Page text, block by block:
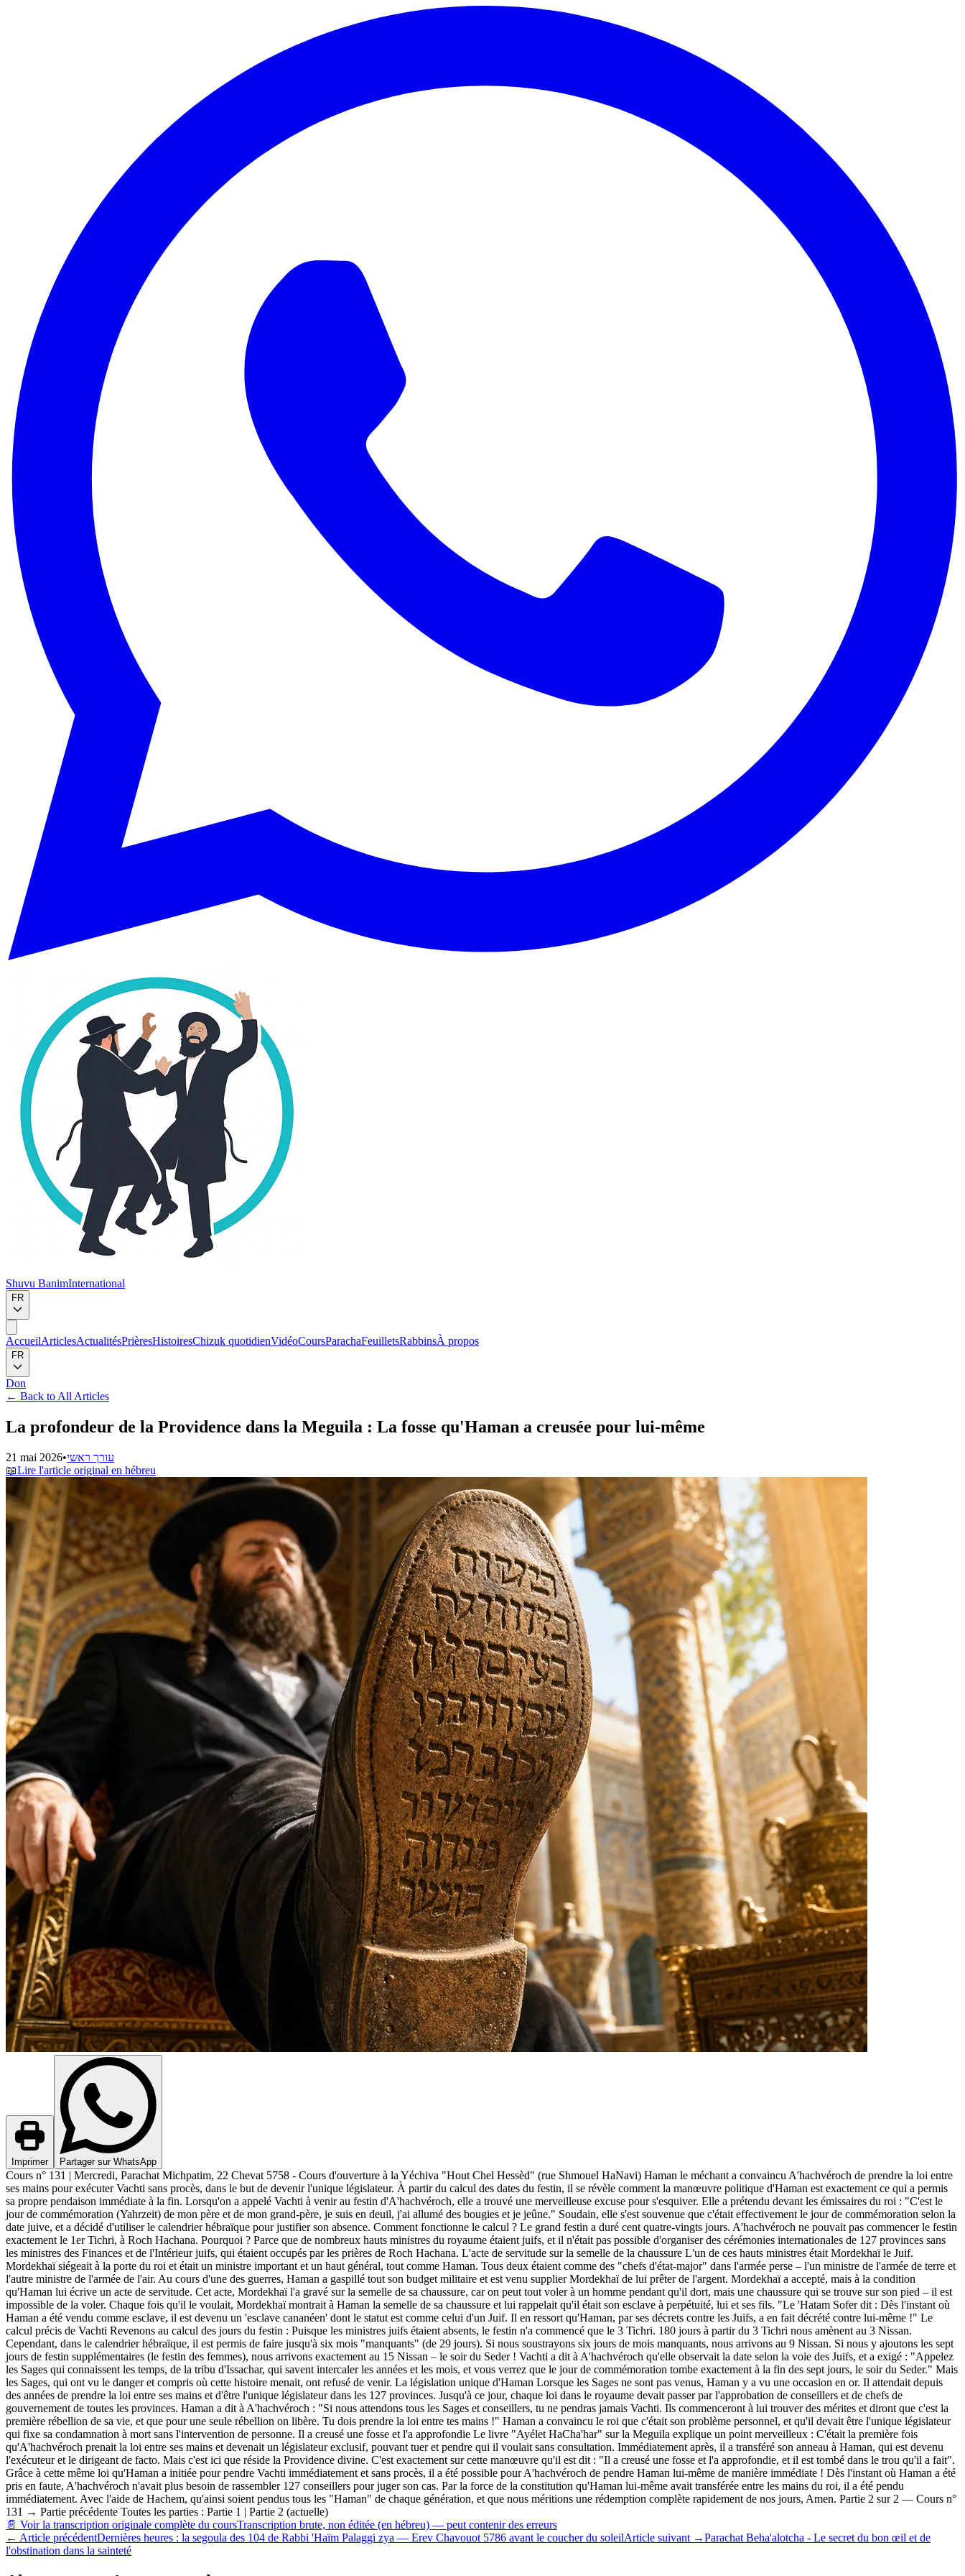
Shuvu BanimInternational
FR
AccueilArticlesActualitésPrièresHistoiresChizuk quotidienVidéoCoursParachaFeuilletsRabbinsÀ propos
FR
Don
← Back to All Articles
La profondeur de la Providence dans la Meguila : La fosse qu'Haman a creusée pour lui-même
21 mai 2026•עורך ראשי
📖Lire l'article original en hébreu
Imprimer Partager sur WhatsApp
Cours n° 131 | Mercredi, Parachat Michpatim, 22 Chevat 5758 - Cours d'ouverture à la Yéchiva "Hout Chel Hessèd" (rue Shmouel HaNavi) Haman le méchant a convaincu A'hachvéroch de prendre la loi entre
ses mains pour exécuter Vachti sans procès, dans le but de devenir l'unique législateur. À partir du calcul des dates du festin, il se révèle comment la manœuvre politique d'Haman est exactement ce qui a permis
sa propre pendaison immédiate à la fin. Lorsqu'on a appelé Vachti à venir au festin d'A'hachvéroch, elle a trouvé une merveilleuse excuse pour s'esquiver. Elle a prétendu devant les émissaires du roi : "C'est le
jour de commémoration (Yahrzeit) de mon père et de mon grand-père, je suis en deuil, j'ai allumé des bougies et je jeûne." Soudain, elle s'est souvenue que c'était effectivement le jour de commémoration selon la
date juive, et a décidé d'utiliser le calendrier hébraïque pour justifier son absence. Comment fonctionne le calcul ? Le grand festin a duré cent quatre-vingts jours. A'hachvéroch ne pouvait pas commencer le festin
exactement le 1er Tichri, à Roch Hachana. Pourquoi ? Parce que de nombreux hauts ministres du royaume étaient juifs, et il n'était pas possible d'organiser des cérémonies internationales de 127 provinces sans
les ministres des Finances et de l'Intérieur juifs, qui étaient occupés par les prières de Roch Hachana. L'acte de servitude sur la semelle de la chaussure L'un de ces hauts ministres était Mordekhaï le Juif.
Mordekhaï siégeait à la porte du roi et était un ministre important et un haut général, tout comme Haman. Tous deux étaient comme des "chefs d'état-major" dans l'armée perse – l'un ministre de l'armée de terre et
l'autre ministre de l'armée de l'air. Au cours d'une des guerres, Haman a gaspillé tout son budget militaire et est venu supplier Mordekhaï de lui prêter de l'argent. Mordekhaï a accepté, mais à la condition
qu'Haman lui écrive un acte de servitude. Cet acte, Mordekhaï l'a gravé sur la semelle de sa chaussure, car on peut tout voler à un homme pendant qu'il dort, mais une chaussure qui se trouve sur son pied – il est
impossible de la voler. Chaque fois qu'il le voulait, Mordekhaï montrait à Haman la semelle de sa chaussure et lui rappelait qu'il était son esclave à perpétuité, lui et ses fils. "Le 'Hatam Sofer dit : Dès l'instant où
Haman a été vendu comme esclave, il est devenu un 'esclave cananéen' dont le statut est comme celui d'un Juif. Il en ressort qu'Haman, par ses décrets contre les Juifs, a en fait décrété contre lui-même !" Le
calcul précis de Vachti Revenons au calcul des jours du festin : Puisque les ministres juifs étaient absents, le festin n'a commencé que le 3 Tichri. 180 jours à partir du 3 Tichri nous amènent au 3 Nissan.
Cependant, dans le calendrier hébraïque, il est permis de faire jusqu'à six mois "manquants" (de 29 jours). Si nous soustrayons six jours de mois manquants, nous arrivons au 9 Nissan. Si nous y ajoutons les sept
jours de festin supplémentaires (le festin des femmes), nous arrivons exactement au 15 Nissan – le soir du Seder ! Vachti a dit à A'hachvéroch qu'elle observait la date selon la voie des Juifs, et a exigé : "Appelez
les Sages qui connaissent les temps, de la tribu d'Issachar, qui savent intercaler les années et les mois, et vous verrez que le jour de commémoration tombe exactement à la fin des sept jours, le soir du Seder." Mais
les Sages, qui ont vu le danger et compris où cette histoire menait, ont refusé de venir. La législation unique d'Haman Lorsque les Sages ne sont pas venus, Haman y a vu une occasion en or. Il attendait depuis
des années de prendre la loi entre ses mains et d'être l'unique législateur dans les 127 provinces. Jusqu'à ce jour, chaque loi dans le royaume devait passer par l'approbation de conseillers et de chefs de
gouvernement de toutes les provinces. Haman a dit à A'hachvéroch : "Si nous attendons tous les Sages et conseillers, tu ne pendras jamais Vachti. Ils commenceront à lui trouver des mérites et diront que c'est la
première rébellion de sa vie, et que pour une seule rébellion on libère. Tu dois prendre la loi entre tes mains !" Haman a convaincu le roi que c'était son problème personnel, et qu'il devait être l'unique législateur
qui fixe sa condamnation à mort sans l'intervention de personne. Il a creusé une fosse et l'a approfondie Le livre "Ayélet HaCha'har" sur la Meguila explique un point merveilleux : C'était la première fois
qu'A'hachvéroch prenait la loi entre ses mains et devenait un législateur exclusif, pouvant tuer et pendre qui il voulait sans consultation. Immédiatement après, il a transféré son anneau à Haman, qui est devenu
l'exécuteur et le dirigeant de facto. Mais c'est ici que réside la Providence divine. C'est exactement sur cette manœuvre qu'il est dit : "Il a creusé une fosse et l'a approfondie, et il est tombé dans le trou qu'il a fait".
Grâce à cette même loi qu'Haman a initiée pour pendre Vachti immédiatement et sans procès, il a été possible pour A'hachvéroch de pendre Haman lui-même de manière immédiate ! Dès l'instant où Haman a été
pris en faute, A'hachvéroch n'avait plus besoin de rassembler 127 conseillers pour juger son cas. Par la force de la constitution qu'Haman lui-même avait transférée entre les mains du roi, il a été pendu
immédiatement. Avec l'aide de Hachem, qu'ainsi soient pendus tous les "Haman" de chaque génération, et que nous méritions une rédemption complète rapidement de nos jours, Amen. Partie 2 sur 2 — Cours n°
131 → Partie précédente Toutes les parties : Partie 1 | Partie 2 (actuelle)
📄 Voir la transcription originale complète du coursTranscription brute, non éditée (en hébreu) — peut contenir des erreurs
← Article précédentDernières heures : la segoula des 104 de Rabbi 'Haïm Palaggi zya — Erev Chavouot 5786 avant le coucher du soleilArticle suivant →Parachat Beha'alotcha - Le secret du bon œil et de
l'obstination dans la sainteté